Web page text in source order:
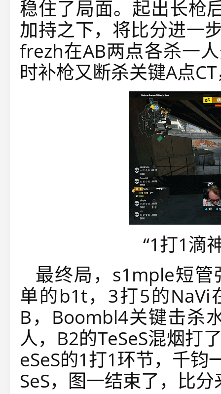
稳住了局面。起出长枪
加持之下，将比分进一
frezh在AB两点各杀一
时补枪又断杀关键A点
“1打1滴
最终局，s1mple短
单的b1t，3打5的NaVi
B，Boombl4关键击杀
人，B2的TeSeS混烟打
eSeS的1打1环节，千钧
SeS，图一结束了，比